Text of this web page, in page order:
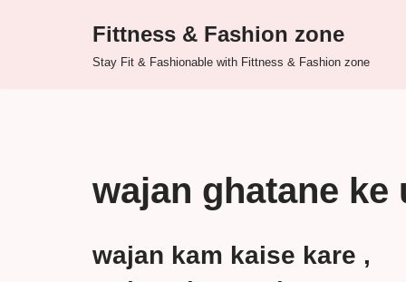
Fittness & Fashion zone
Stay Fit & Fashionable with Fittness & Fashion zone
wajan ghatane ke
wajan kam kaise kare ,